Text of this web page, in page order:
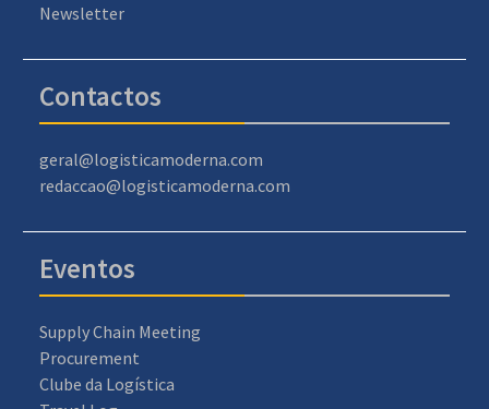
Newsletter
Contactos
geral@logisticamoderna.com
redaccao@logisticamoderna.com
Eventos
Supply Chain Meeting
Procurement
Clube da Logística